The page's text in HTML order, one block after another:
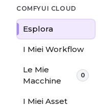
COMFYUI CLOUD
Esplora
I Miei Workflow
Le Mie
Macchine
0
I Miei Asset